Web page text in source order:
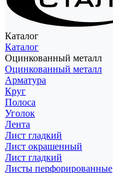
Каталог
Каталог
Оцинкованный металл
Оцинкованный металл
Арматура
Круг
Полоса
Уголок
Лента
Лист гладкий
Лист окрашенный
Лист гладкий
Листы перфорированные